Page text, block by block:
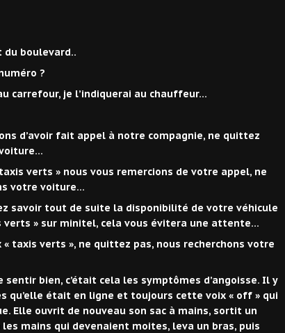
du boulevard..
?
carrefour, je l’indiquerai au chauffeur…
d’avoir fait appel à notre compagnie, ne quittez
verts » nous vous remercions de votre appel, ne
votre voiture…
savoir tout de suite la disponibilité de votre véhicule
verts » sur minitel, cela vous évitera une attente…
« taxis verts », ne quittez pas, nous recherchons votre
sentir bien, c’était cela les symptômes d’angoisse. Il y
qu’elle était en ligne et toujours cette voix « off » qui
Elle ouvrit de nouveau son sac à mains, sortit un
les mains qui devenaient moites, leva un bras, puis